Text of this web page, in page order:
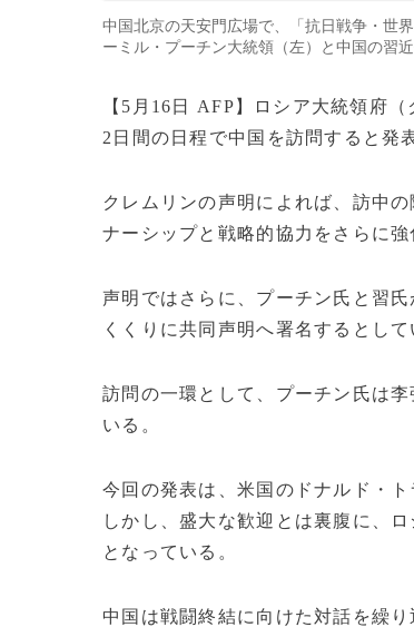
中国北京の天安門広場で、「抗日戦争・世
ーミル・プーチン大統領（左）と中国の習
【5月16日 AFP】ロシア大統領府
2日間の日程で中国を訪問すると発
クレムリンの声明によれば、訪中
ナーシップと戦略的協力をさらに
声明ではさらに、プーチン氏と習
くくりに共同声明へ署名するとして
訪問の一環として、プーチン氏は
いる。
今回の発表は、米国のドナルド・
しかし、盛大な歓迎とは裏腹に、
となっている。
中国は戦闘終結に向けた対話を繰